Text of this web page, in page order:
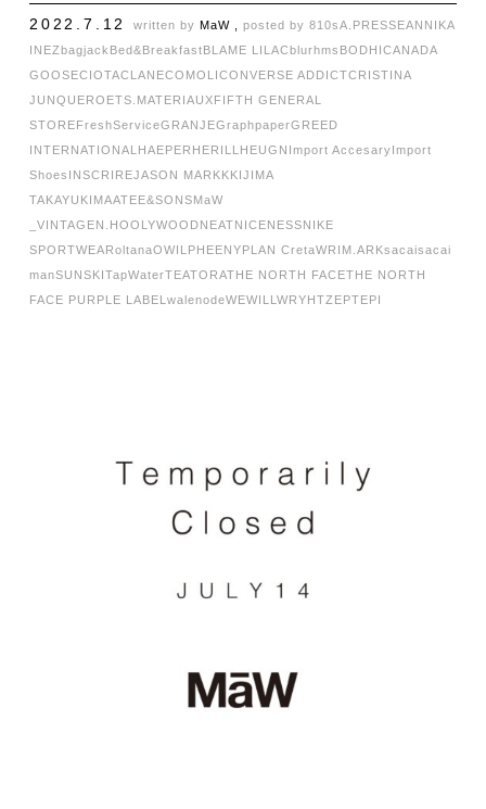
2022.7.12 written by MaW , posted by 810sA.PRESSEANNIKA
INEZbagjack Bed&BreakfastBLAME LILACblurhms BODHICANADA
GOOSECIOTACLANECOMOLICONVERSE ADDICTCRISTINA
JUNQUERO ETS.MATERIAUXFIFTH GENERAL
STOREFreshServiceGRANJEGraphpaperGREED
INTERNATIONAL HAEPER HERILL HEUGN Import AccesaryImport
Shoes INSCRIREJASON MARKKKIJIMA
TAKAYUKI MAATEE&SONSMaW
_VINTAGEN.HOOLYWOODNEATNICENESSNIKE
SPORTWEARoltanaOWIL PHEENYPLAN CretaWRIM.ARKsacaisacai
manSUNSKITapWaterTEATORATHE NORTH FACETHE NORTH
FACE PURPLE LABEL walenodeWEWILL WRYHTZEPTEPI